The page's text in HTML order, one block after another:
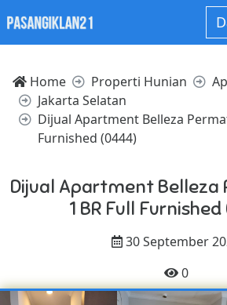
Home Properti Hunian
Jakarta Selatan
Dijual Apartment Belleza
Furnished (0444)
Dijual Apartment Belleza
1 BR Full
30 September
0